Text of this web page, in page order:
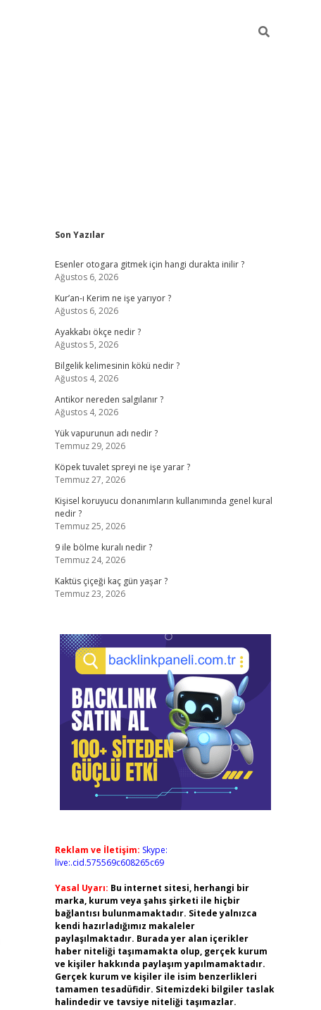
Sidebar
Son Yazılar
Esenler otogara gitmek için hangi durakta inilir ?
Ağustos 6, 2026
Kur’an-ı Kerim ne işe yarıyor ?
Ağustos 6, 2026
Ayakkabı ökçe nedir ?
Ağustos 5, 2026
Bilgelik kelimesinin kökü nedir ?
Ağustos 4, 2026
Antikor nereden salgılanır ?
Ağustos 4, 2026
Yük vapurunun adı nedir ?
Temmuz 29, 2026
Köpek tuvalet spreyi ne işe yarar ?
Temmuz 27, 2026
Kişisel koruyucu donanımların kullanımında genel kural
nedir ?
Temmuz 25, 2026
9 ile bölme kuralı nedir ?
Temmuz 24, 2026
Kaktüs çiçeği kaç gün yaşar ?
Temmuz 23, 2026
Reklam ve İletişim: Skype:
live:.cid.575569c608265c69
Yasal Uyarı: Bu internet sitesi, herhangi bir
marka, kurum veya şahıs şirketi ile hiçbir
bağlantısı bulunmamaktadır. Sitede yalnızca
kendi hazırladığımız makaleler
paylaşılmaktadır. Burada yer alan içerikler
haber niteliği taşımamakta olup, gerçek kurum
ve kişiler hakkında paylaşım yapılmamaktadır.
Gerçek kurum ve kişiler ile isim benzerlikleri
tamamen tesadüfidir. Sitemizdeki bilgiler taslak
halindedir ve tavsiye niteliği taşımazlar.